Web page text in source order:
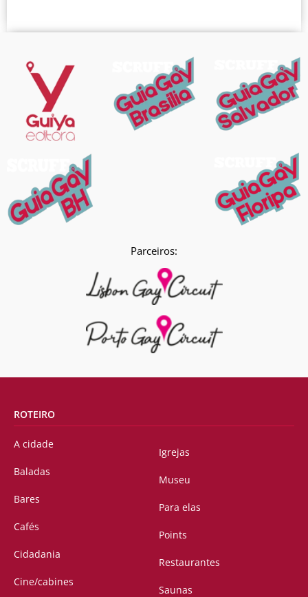
Parceiros:
ROTEIRO
A cidade
Baladas
Bares
Cafés
Cidadania
Cine/cabines
Igrejas
Museu
Para elas
Points
Restaurantes
Saunas